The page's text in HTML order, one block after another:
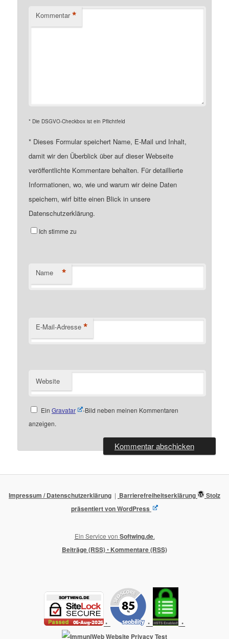
Kommentar *
* Die DSGVO-Checkbox ist ein Pflichtfeld
* Dieses Formular speichert Name, E-Mail und Inhalt,
damit wir den Überblick über auf dieser Webseite
veröffentlichte Kommentare behalten. Für detaillierte
Informationen, wo, wie und warum wir deine Daten
speichern, wirf bitte einen Blick in unsere
Datenschutzerklärung.
Ich stimme zu
Name *
E-Mail-Adresse *
Website
Ein Gravatar
-Bild neben meinen Kommentaren
anzeigen.
Impressum / Datenschutzerklärung Barrierefreiheitserklärung
Stolz
präsentiert von WordPress
Ein Service von Softwing.de.
Beiträge (RSS)• Kommentare (RSS)
• • •